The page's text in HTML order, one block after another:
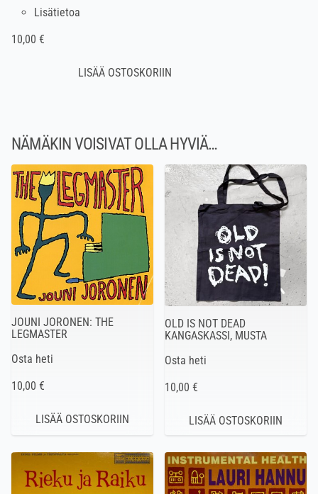
Lisätietoa
10,00 €
NÄMÄKIN VOISIVAT OLLA HYVIÄ…
JOUNI JORONEN: THE
LEGMASTER
Osta heti
10,00 €
OLD IS NOT DEAD
KANGASKASSI, MUSTA
Osta heti
10,00 €